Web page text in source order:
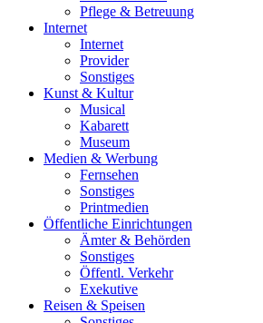
Pflege & Betreuung
Internet
Internet
Provider
Sonstiges
Kunst & Kultur
Musical
Kabarett
Museum
Medien & Werbung
Fernsehen
Sonstiges
Printmedien
Öffentliche Einrichtungen
Ämter & Behörden
Sonstiges
Öffentl. Verkehr
Exekutive
Reisen & Speisen